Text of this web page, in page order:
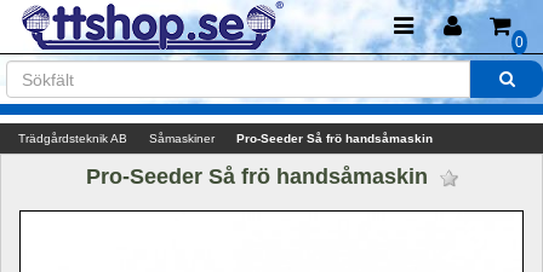
0
Trädgårdsteknik AB Såmaskiner Pro-Seeder Så frö handsåmaskin
Pro-Seeder Så frö handsåmaskin